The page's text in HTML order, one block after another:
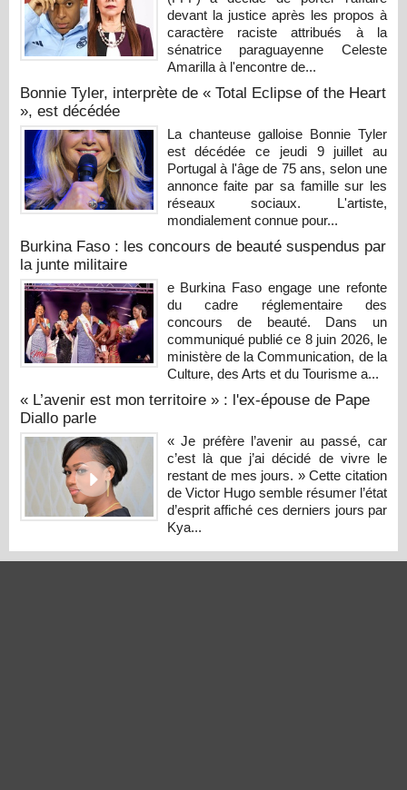
devant la justice après les propos à
caractère raciste attribués à la
sénatrice paraguayenne Celeste
Amarilla à l'encontre de...
Bonnie Tyler, interprète de « Total Eclipse of the Heart
», est décédée
La chanteuse galloise Bonnie Tyler
est décédée ce jeudi 9 juillet au
Portugal à l'âge de 75 ans, selon une
annonce faite par sa famille sur les
réseaux sociaux. L'artiste,
mondialement connue pour...
Burkina Faso : les concours de beauté suspendus par
la junte militaire
e Burkina Faso engage une refonte
du cadre réglementaire des
concours de beauté. Dans un
communiqué publié ce 8 juin 2026, le
ministère de la Communication, de la
Culture, des Arts et du Tourisme a...
« L’avenir est mon territoire » : l'ex-épouse de Pape
Diallo parle
« Je préfère l’avenir au passé, car
c’est là que j’ai décidé de vivre le
restant de mes jours. » Cette citation
de Victor Hugo semble résumer l’état
d’esprit affiché ces derniers jours par
Kya...